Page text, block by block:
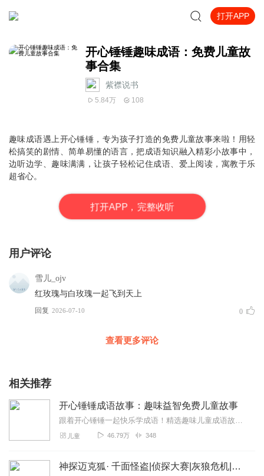
打开APP
开心锤锤趣味成语：免费儿童故
事合集
紫襟说书
5.84万 108
趣味成语遇上开心锤锤，专为孩子打造的免费儿童故事来啦！用轻
松搞笑的剧情、简单易懂的语言，把成语知识融入精彩小故事中，
边听边学、趣味满满，让孩子轻松记住成语、爱上阅读，寓教于乐
超省心。
打开APP，完整收听
用户评论
雪儿_ojv
红玫瑰与白玫瑰一起飞到天上
回复 2026-07-10 0
查看更多评论
相关推荐
开心锤锤成语故事：趣味益智免费儿童故事
跟着开心锤锤一起快乐学成语！精选趣味儿童成语故事，全程免费收听，情节生动有趣、节奏轻快，在欢乐的故事里积累成语、提升表达力，适合孩子日常磨耳朵，轻松收获知识与快...
儿童 46.79万 348
神探迈克狐· 千面怪盗|侦探大赛|灰狼危机|多多罗